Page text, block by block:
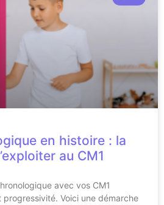
en histoire : la
au CM1
avec vos CM1
Voici une démarche